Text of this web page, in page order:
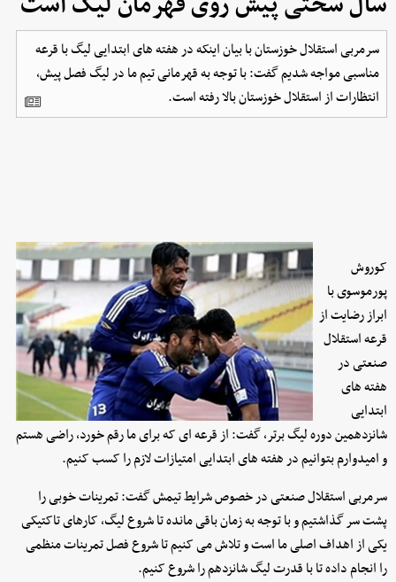
سرمربی استقلال خوزستان با بیان اینکه در هفته های ابتدایی لیگ با قرعه
مناسبی مواجه شدیم گفت: با توجه به قهرمانی تیم ما در لیگ فصل پیش،
انتظارات از استقلال خوزستان بالا رفته است.
کوروش
پورموسوی با
ابراز رضایت از
قرعه استقلال
صنعتی در
هفته های
ابتدایی
شانزدهمین دوره لیگ برتر، گفت: از قرعه ای که برای ما رقم خورد، راضی هستم
و امیدوارم بتوانیم در هفته های ابتدایی امتیازات لازم را کسب کنیم.
سرمربی استقلال صنعتی در خصوص شرایط تیمش گفت: تمرینات خوبی را
پشت سر گذاشتیم و با توجه به زمان باقی مانده تا شروع لیگ، کارهای تاکتیکی
یکی از اهداف اصلی ما است و تلاش می کنیم تا شروع فصل تمرینات منظمی
را انجام داده تا با قدرت لیگ شانزدهم را شروع کنیم.